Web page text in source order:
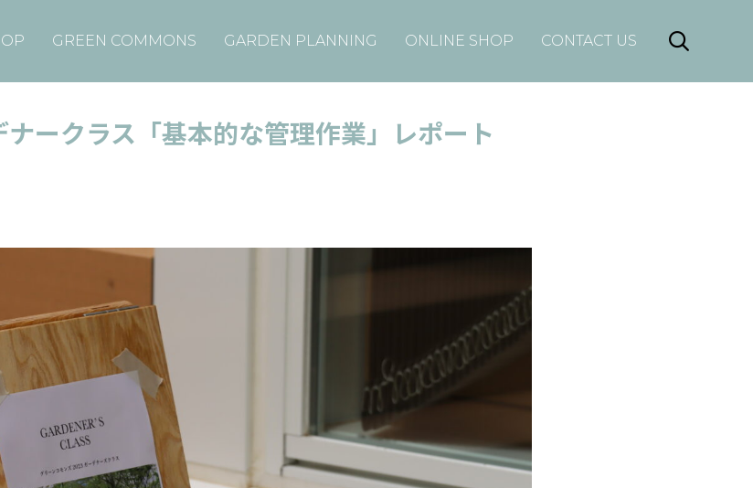
Skip
GREEN COMMONS GARDEN PLANNING ONLINE SHOP CONTACT US 
ークラス「基本的な管理作業」レポート